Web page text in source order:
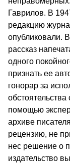
Гаврилов. В
редакцию
опубликовали.
рассказ
одного
признать ее
гонорар за
помощью
архиве
рецензию, не
нес решение о
издательство